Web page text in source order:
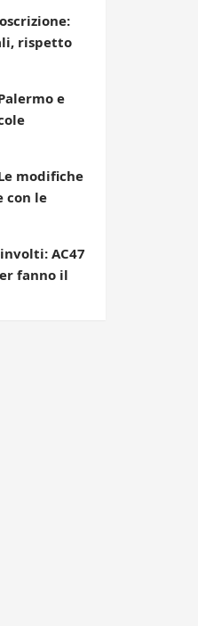
rispetto
e
modifiche
con le
AC47
fanno il